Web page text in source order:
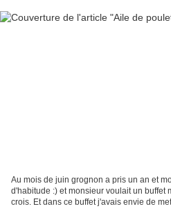
Au mois de juin grognon a pris un an et
d'habitude :) et monsieur voulait un buffet
crois. Et dans ce buffet j'avais envie de